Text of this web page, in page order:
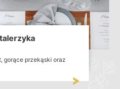
gorące przekąski oraz